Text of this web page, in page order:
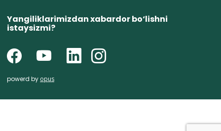
Yangiliklarimizdan xabardor bo‘lishni
istaysizmi?
powerd by opus